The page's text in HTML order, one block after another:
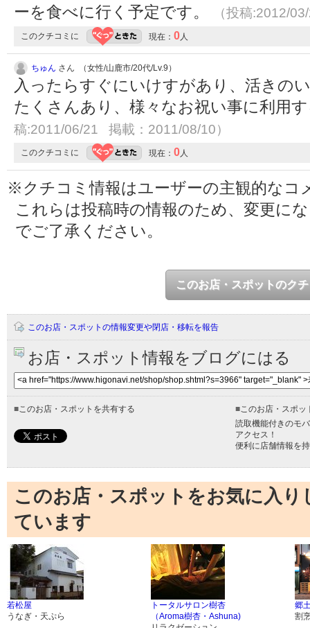
ーを食べに行く予定です。 （投稿:2012/
このクチコミに 現在： 0 人
ちゅん さん （女性/山鹿市/20代/Lv.9）
入ったらすぐにいけすがあり、活きの
たくさんあり、様々なお祝い事に利用
稿:2011/06/21 掲載：2011/08/10）
このクチコミに 現在： 0 人
※クチコミ情報はユーザーの主観的なコ
これらは投稿時の情報のため、変更に
でご了承ください。
このお店・スポットのク
このお店・スポットの情報変更や閉店・移転を報告
お店・スポット情報をブログにはる
■ このお店・スポットを共有する ■ このお店・スポ
読取機能付きのモ
アクセス！
便利に店舗情報を
このお店・スポットをお気に入
ています
若松屋
うなぎ・天ぷら
トータルサロン樹杏
（Aroma樹杏・Ashuna)
郷
割